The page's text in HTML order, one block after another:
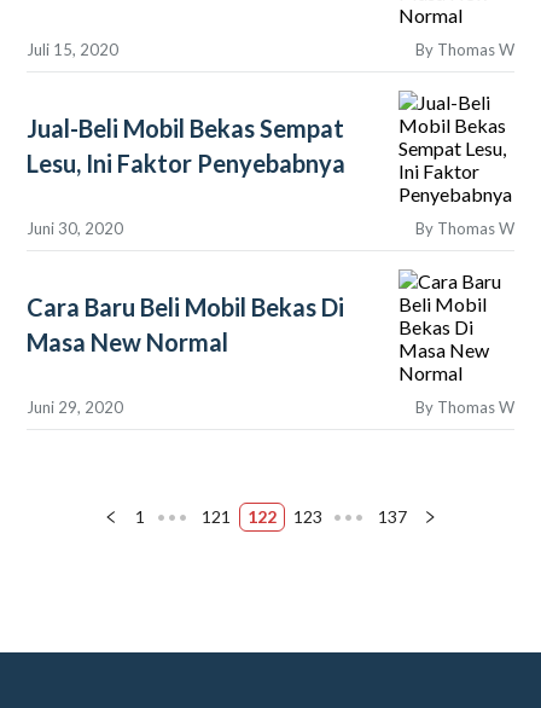
Juli 15, 2020 By Thomas W
Jual-Beli Mobil Bekas Sempat
Lesu, Ini Faktor Penyebabnya
Juni 30, 2020 By Thomas W
Cara Baru Beli Mobil Bekas Di
Masa New Normal
Juni 29, 2020 By Thomas W
1 ••• 121 122 123 ••• 137